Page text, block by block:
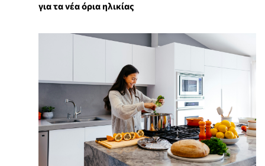
για τα νέα όρια ηλικίας